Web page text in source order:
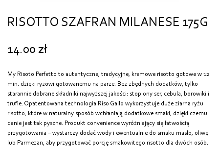
RISOTTO SZAFRAN MILANESE 175G
14.00 zł
My Risoto Perfetto to autentyczne, tradycyjne, kremowe risotto gotowe w 12
min. dzięki ryżowi gotowanemu na parze. Bez zbędnych dodatków, tylko
starannie dobrane składniki najwyższej jakości: stopiony ser, cebula, borowiki i
trufle. Opatentowana technologia Riso Gallo wykorzystuje duże ziarna ryżu
risotto, które w naturalny sposób wchłaniają dodatkowe smaki, dzięki czemu
danie jest tak pyszne. Produkt convenience wyróżniający się łatwością
przygotowania – wystarczy dodać wody i ewentualnie do smaku masło, oliwę
lub Parmezan, aby przygotować porcję smakowitego risotto dla dwóch osób.